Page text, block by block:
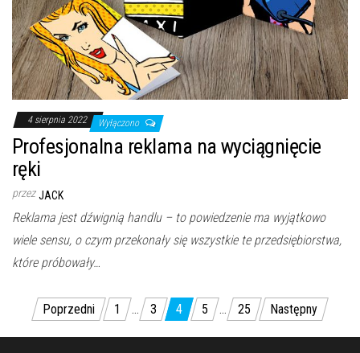
4 sierpnia 2022 Wyłączono
Profesjonalna reklama na wyciągnięcie
ręki
przez JACK
Reklama jest dźwignią handlu – to powiedzenie ma wyjątkowo
wiele sensu, o czym przekonały się wszystkie te przedsiębiorstwa,
które próbowały…
Nawigacja
po
Poprzedni 1 … 3 4 5 … 25 Następny